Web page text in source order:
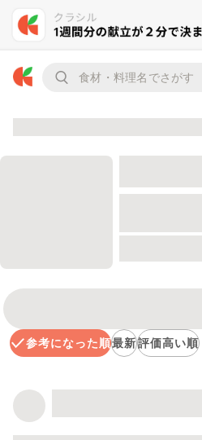
参考になった順最新評価高い順